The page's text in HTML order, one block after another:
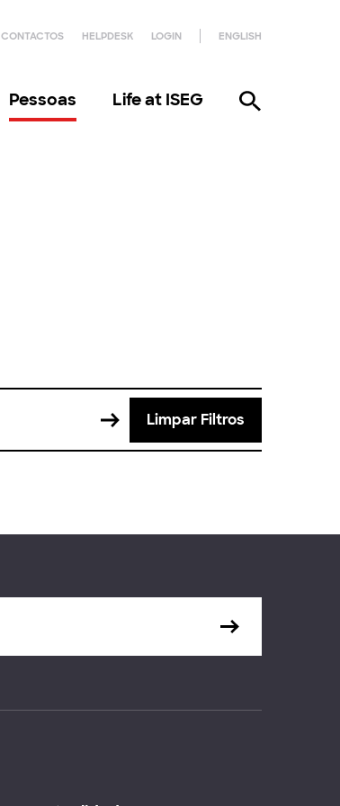
CONTACTOS HELPDESK LOGIN ENGLISH
Pessoas Life at ISEG
Limpar Filtros